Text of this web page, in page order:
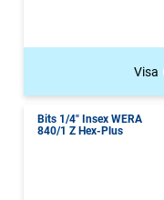
Visa
Bits 1/4" Insex WERA
840/1 Z Hex-Plus